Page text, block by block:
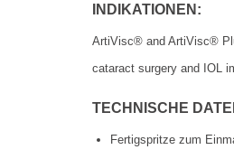
INDIKATIONEN:
ArtiVisc® and ArtiVisc®
cataract surgery and IOL
TECHNISCHE
Fertigspritze zum